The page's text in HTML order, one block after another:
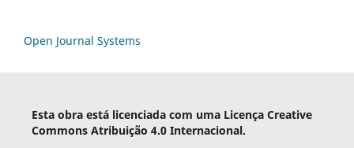
Open Journal Systems
Esta obra está licenciada com uma Licença Creative
Commons Atribuição 4.0 Internacional.